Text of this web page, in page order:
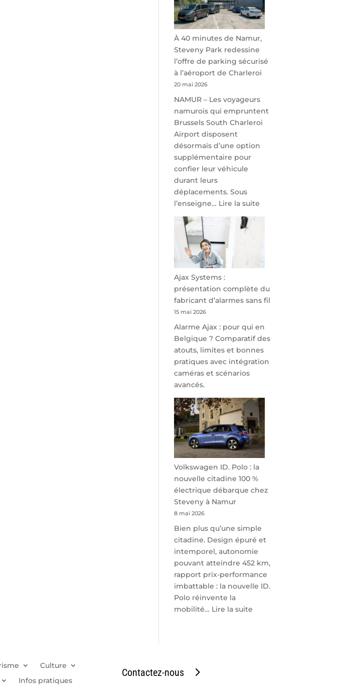
À 40 minutes de Namur,
Steveny Park redessine
l’offre de parking sécurisé
à l’aéroport de Charleroi
20 mai 2026
NAMUR – Les voyageurs
namurois qui empruntent
Brussels South Charleroi
Airport disposent
désormais d’une option
supplémentaire pour
confier leur véhicule
durant leurs
déplacements. Sous
l’enseigne… Lire la suite
Park
redessine
parking
sécurisé
à
l’aéroport
Ajax Systems :
présentation complète du
fabricant d’alarmes sans fil
15 mai 2026
Alarme Ajax : pour qui en
Belgique ? Comparatif des
atouts, limites et bonnes
pratiques avec intégration
caméras et scénarios
avancés.
Volkswagen ID. Polo : la
nouvelle citadine 100 %
électrique débarque chez
Steveny à Namur
8 mai 2026
Bien plus qu’une simple
citadine. Design épuré et
intemporel, autonomie
pouvant atteindre 452 km,
rapport prix-performance
imbattable : la nouvelle ID.
Polo réinvente la
mobilité… Lire la suite
Culture
Infos pratiques
Contactez-nous